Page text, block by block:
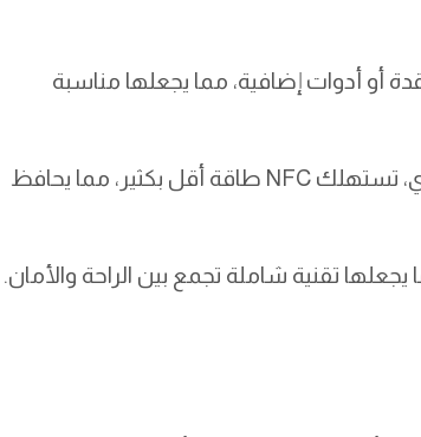
أو أدوات إضافية، مما يجعلها مناسبة
: مقارنة بتقنيات مثل البلوتوث أو الواي فاي، تستهلك NFC طاقة أقل بكثير، مما يحافظ
تقنية شاملة تجمع بين الراحة والأمان.